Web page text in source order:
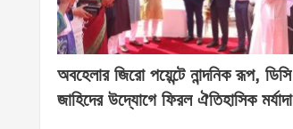
অবহেলার জিরো পয়েন্টে নান্দনিক রূপ, ডিসি
জাহিদের উদ্যোগে ফিরল ঐতিহাসিক মর্যাদা